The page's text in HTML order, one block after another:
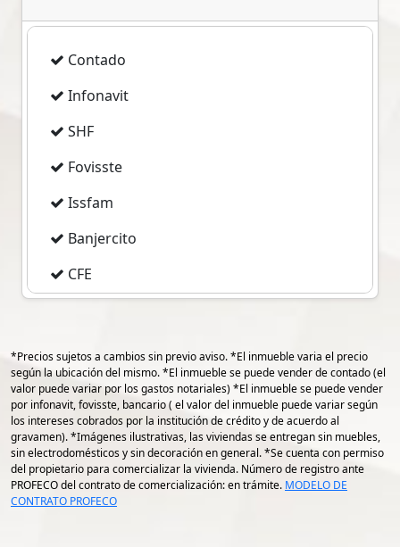
Planta baja garage para 3 autos,salón de
cuarto de lavado, espacio que puede ser
utilizado como oficina, consultorio,
de 12,000 lts.
asador, terraza.
amplia e iluminada sala, chimenea, bar,
dos alacenas muy grandes, el piso en este
nivel es todo de porcelanato imitación
Tercer Nivel tres amplias habitaciones, la
principal con baño y walking closet, las
otras dos con amplios closets y comparten
baño, family room que puede adaptarse
como cuarta recámara, calentador de
ambiente a gas.
Contado
Infonavit
SHF
Fovisste
Issfam
Banjercito
CFE
gps 19.194895620982916
gps -96.13871785552753
*Precios sujetos a cambios sin previo aviso. *El inmueble varia el precio
según la ubicación del mismo. *El inmueble se puede vender de contado (el
valor puede variar por los gastos notariales) *El inmueble se puede vender
por infonavit, fovisste, bancario ( el valor del inmueble puede variar según
los intereses cobrados por la institución de crédito y de acuerdo al
gravamen). *Imágenes ilustrativas, las viviendas se entregan sin muebles,
sin electrodomésticos y sin decoración en general. *Se cuenta con permiso
del propietario para comercializar la vivienda. Número de registro ante
PROFECO del contrato de comercialización: en trámite. MODELO DE
CONTRATO PROFECO